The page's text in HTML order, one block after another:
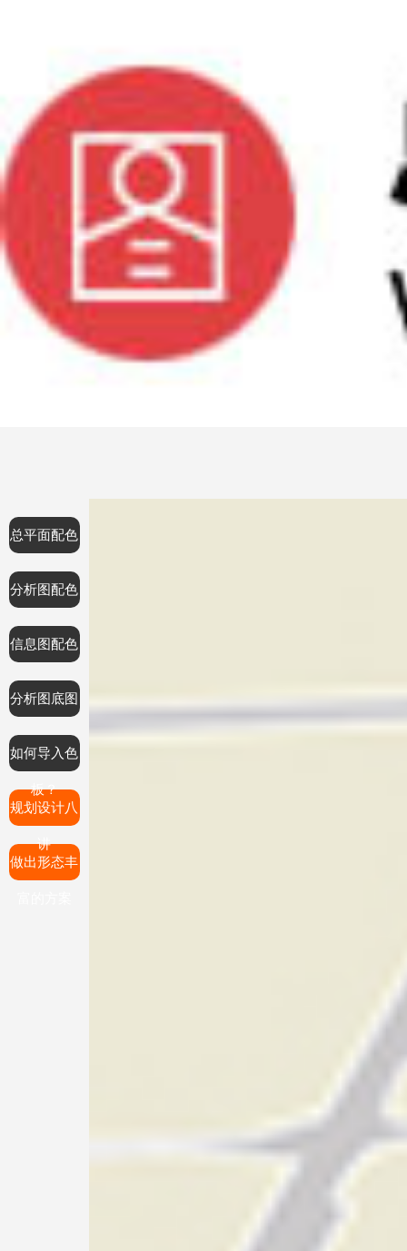
总平面配色
分析图配色
信息图配色
分析图底图
如何导入色
板？
规划设计八
讲
做出形态丰